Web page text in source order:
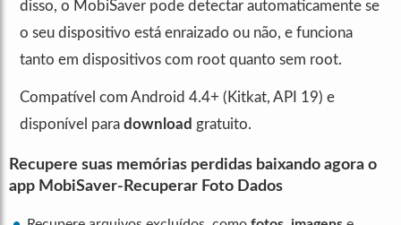
disso, o MobiSaver pode detectar automaticamente se
o seu dispositivo está enraizado ou não, e funciona
tanto em dispositivos com root quanto sem root.
Compatível com Android 4.4+ (Kitkat, API 19) e
disponível para download gratuito.
Recupere suas memórias perdidas baixando agora o
app MobiSaver-Recuperar Foto Dados